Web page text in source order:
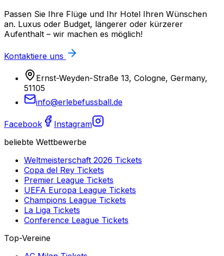
Passen Sie Ihre Flüge und Ihr Hotel Ihren Wünschen
an. Luxus oder Budget, längerer oder kürzerer
Aufenthalt – wir machen es möglich!
Kontaktiere uns
Ernst-Weyden-Straße 13, Cologne, Germany,
51105
info@erlebefussball.de
Facebook
Instagram
beliebte Wettbewerbe
Weltmeisterschaft 2026 Tickets
Copa del Rey Tickets
Premier League Tickets
UEFA Europa League Tickets
Champions League Tickets
La Liga Tickets
Conference League Tickets
Top-Vereine